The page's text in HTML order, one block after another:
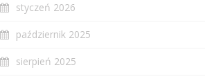
styczeń 2026
październik 2025
sierpień 2025